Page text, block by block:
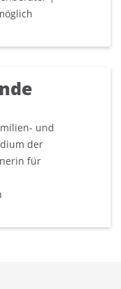
und
der
für